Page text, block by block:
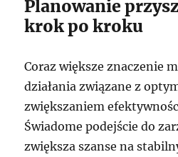
Planowanie
krok po kroku
Coraz większe znaczenie
działania związane z
zwiększaniem
Świadome podejście do
zwiększa szanse na